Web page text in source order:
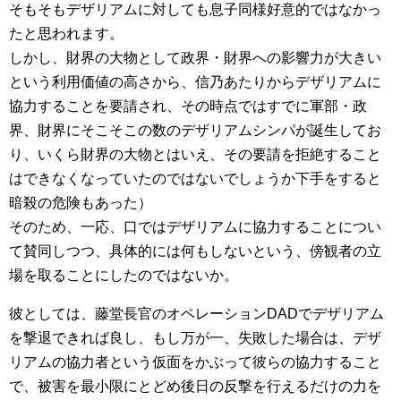
そもそもデザリアムに対しても息子同様好意的ではなかっ
たと思われます。
しかし、財界の大物として政界・財界への影響力が大きい
という利用価値の高さから、信乃あたりからデザリアムに
協力することを要請され、その時点ではすでに軍部・政
界、財界にそこそこの数のデザリアムシンパが誕生してお
り、いくら財界の大物とはいえ、その要請を拒絶すること
はできなくなっていたのではないでしょうか下手をすると
暗殺の危険もあった）
そのため、一応、口ではデザリアムに協力することについ
て賛同しつつ、具体的には何もしないという、傍観者の立
場を取ることにしたのではないか。
彼としては、藤堂長官のオペレーションDADでデザリアム
を撃退できれば良し、もし万が一、失敗した場合は、デザ
リアムの協力者という仮面をかぶって彼らの協力すること
で、被害を最小限にとどめ後日の反撃を行えるだけの力を